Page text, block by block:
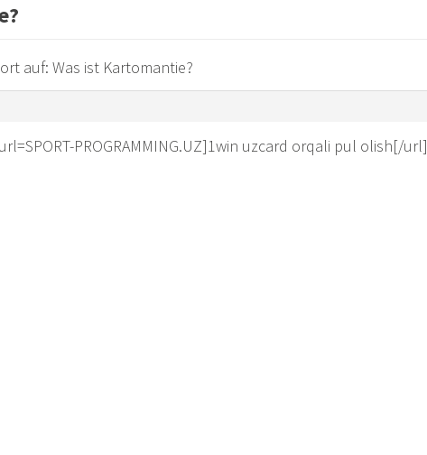
auf: Was ist Kartomantie?
PROGRAMMING.UZ]1win uzcard orqali pul olish[/url]